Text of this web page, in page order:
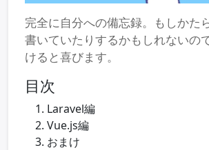
完全に自分への備忘録。もしかた
書いていたりするかもしれないの
けると喜びます。
目次
Laravel編
Vue.js編
おまけ